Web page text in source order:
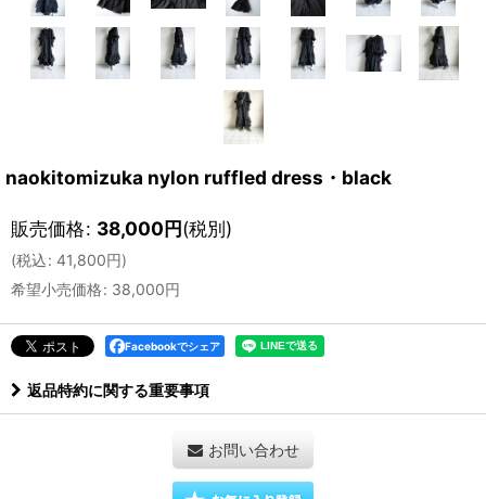
naokitomizuka nylon ruffled dress・black
販売価格: 38,000円(税別)
(税込: 41,800円)
希望小売価格: 38,000円
Facebookでシェア
返品特約に関する重要事項
お問い合わせ